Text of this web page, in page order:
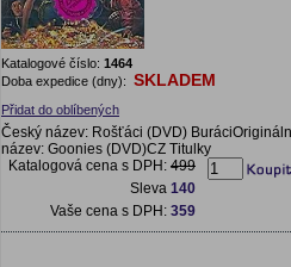
Katalogové číslo: 1464
Doba expedice (dny): SKLADEM
Přidat do oblíbených
Český název: Rošťáci (DVD)
název: Goonies (DVD)CZ Titulky
Katalogová cena s DPH: 499
Sleva 140
Vaše cena s DPH: 359